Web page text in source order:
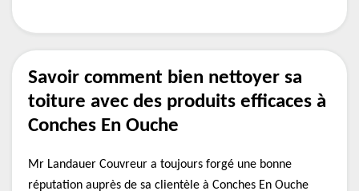
Savoir comment bien nettoyer sa
toiture avec des produits efficaces à
Conches En Ouche
Mr Landauer Couvreur a toujours forgé une bonne
réputation auprès de sa clientèle à Conches En Ouche